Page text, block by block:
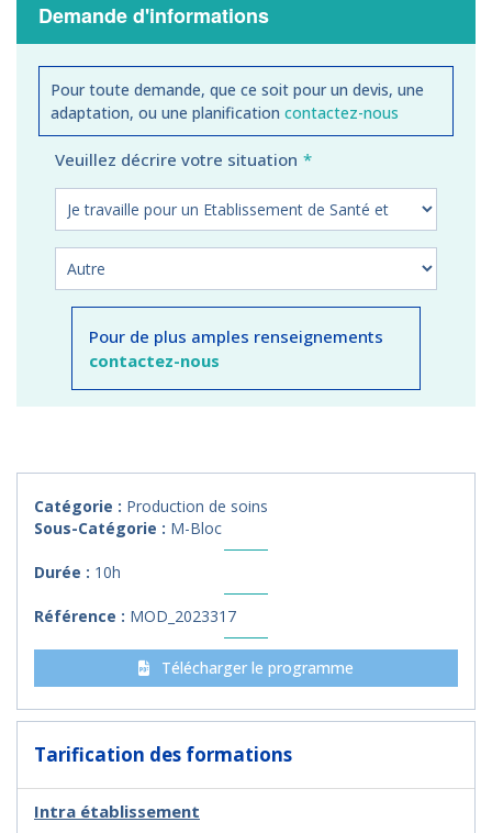
Demande d'informations
Pour toute demande, que ce soit pour un devis, une
adaptation, ou une planification contactez-nous
Veuillez décrire votre situation
Pour de plus amples renseignements
contactez-nous
Catégorie : Production de soins
Sous-Catégorie : M-Bloc
Durée : 10h
Référence : MOD_2023317
Télécharger le programme
Tarification des formations
Intra établissement